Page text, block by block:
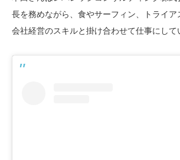
長を務めながら、食やサーフィン、トライア
会社経営のスキルと掛け合わせて仕事にして